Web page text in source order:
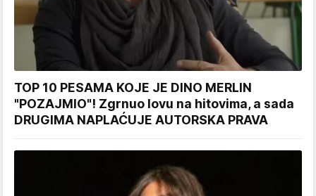
TOP 10 PESAMA KOJE JE DINO MERLIN
"POZAJMIO"! Zgrnuo lovu na hitovima, a sada
DRUGIMA NAPLAĆUJE AUTORSKA PRAVA